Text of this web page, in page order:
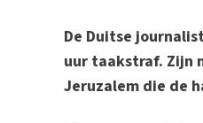
De Duitse
uur taakstraf. Zijn
Jeruzalem die de